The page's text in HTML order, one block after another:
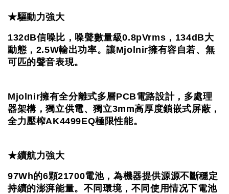
★驅動力強大
132dB信噪比，噪聲數量級0.8pVrms，134dB大
動態，2.5W輸出功率。讓Mjolnir擁有容自若、無
可匹的聲音表現。
Mjolnir擁有全分離式多層PCB電路設計，多處理
器架構，獨立供電、獨立3mm高厚度鎖嵌式屏蔽，
全力壓榨AK4499EQ極限性能。
★續航力強大
97Wh的6顆21700電池，為機器提供源源不斷穩定
持續的澎湃能量。 不同環境，不同使用情况下電池